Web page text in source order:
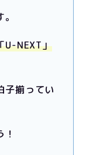
U-NEXT」
子揃ってい